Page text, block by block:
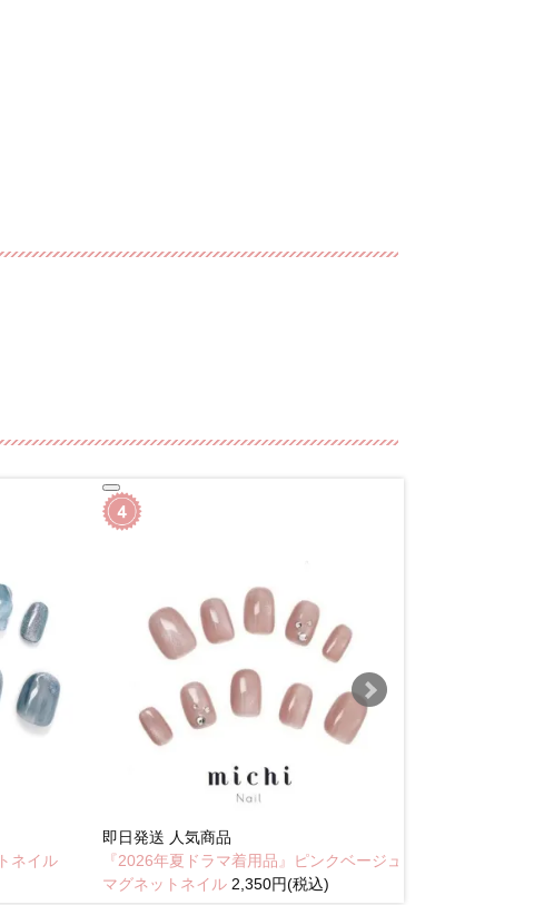
ネイル
即日発送 人気商品
『2026年夏ドラマ着用品』ピンクベージュ
マグネットネイル2,350円(税込)